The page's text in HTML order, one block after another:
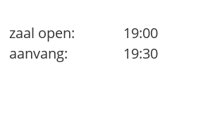
zaal open:
19:00
aanvang:
19:30